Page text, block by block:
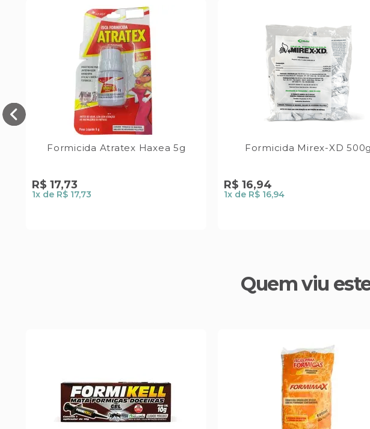
Formicida Atratex Haxea 5g
R$ 17,73
1x de R$ 17,73
Formicida Mirex-XD 500g
R$ 16,94
1x de R$ 16,94
Quem viu